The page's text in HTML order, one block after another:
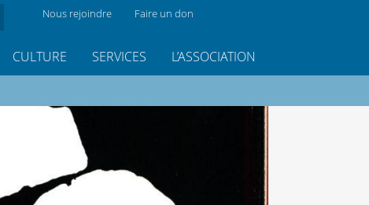
Nous rejoindre Faire un don
CULTURE SERVICES L’ASSOCIATION